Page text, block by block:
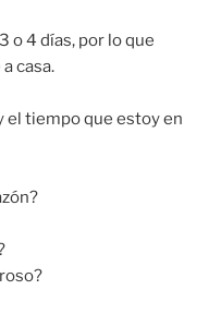
o 4 días, por lo que
casa.
el tiempo que estoy en